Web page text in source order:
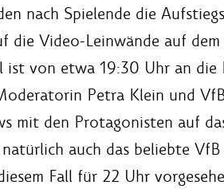
nach Spielende die
die Video-Leinwände auf
ist von etwa 19:30 Uhr an
Petra Klein und
mit den Protagonisten auf
auch das beliebte
Fall für 22 Uhr